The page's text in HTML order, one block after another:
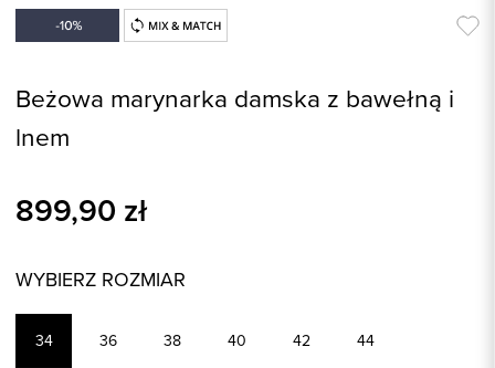
Beżowa marynarka damska z bawełną i
lnem
899,90 zł
WYBIERZ ROZMIAR
34 36 38 40 42 44